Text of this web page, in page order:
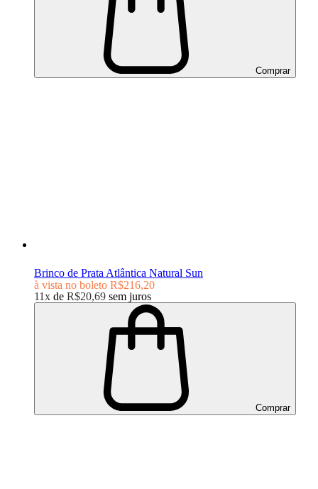
Comprar
Brinco de Prata Atlântica Natural Sun
à vista no boleto R$216,20
11x de R$20,69 sem juros
Comprar